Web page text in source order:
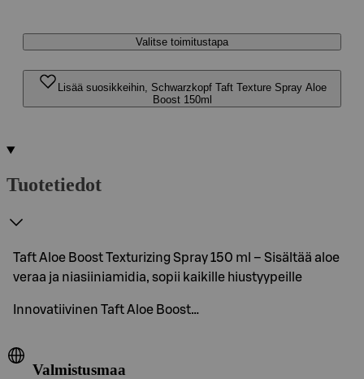
Valitse toimitustapa
Lisää suosikkeihin, Schwarzkopf Taft Texture Spray Aloe
Boost 150ml
Tuotetiedot
Taft Aloe Boost Texturizing Spray 150 ml – Sisältää aloe
veraa ja niasiiniamidia, sopii kaikille hiustyypeille
Innovatiivinen Taft Aloe Boost…
Valmistusmaa